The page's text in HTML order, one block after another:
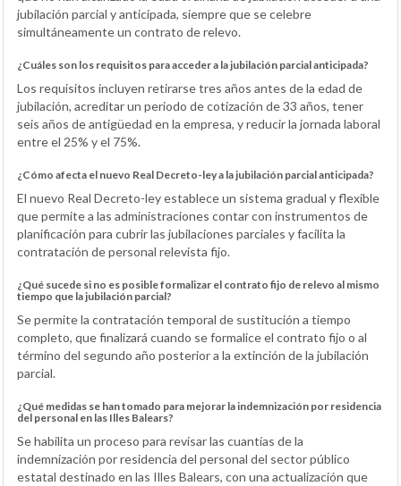
jubilación parcial y anticipada, siempre que se celebre
simultáneamente un contrato de relevo.
¿Cuáles son los requisitos para acceder a la jubilación parcial anticipada?
Los requisitos incluyen retirarse tres años antes de la edad de
jubilación, acreditar un periodo de cotización de 33 años, tener
seis años de antigüedad en la empresa, y reducir la jornada laboral
entre el 25% y el 75%.
¿Cómo afecta el nuevo Real Decreto-ley a la jubilación parcial anticipada?
El nuevo Real Decreto-ley establece un sistema gradual y flexible
que permite a las administraciones contar con instrumentos de
planificación para cubrir las jubilaciones parciales y facilita la
contratación de personal relevista fijo.
¿Qué sucede si no es posible formalizar el contrato fijo de relevo al mismo
tiempo que la jubilación parcial?
Se permite la contratación temporal de sustitución a tiempo
completo, que finalizará cuando se formalice el contrato fijo o al
término del segundo año posterior a la extinción de la jubilación
parcial.
¿Qué medidas se han tomado para mejorar la indemnización por residencia
del personal en las Illes Balears?
Se habilita un proceso para revisar las cuantías de la
indemnización por residencia del personal del sector público
estatal destinado en las Illes Balears, con una actualización que